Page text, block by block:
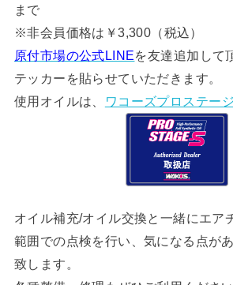
まで
※非会員価格は￥3,300（税込）
原付市場の公式LINEを友達追加して
テッカーを貼らせていただきます。
使用オイルは、
ワコーズプロステー
オイル補充/オイル交換と一緒にエア
範囲での点検を行い、気になる点が
致します。